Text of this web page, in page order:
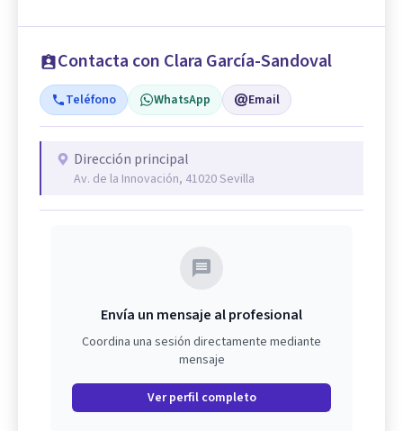
Contacta con Clara García-Sandoval
Teléfono WhatsApp Email
Dirección principal
Av. de la Innovación, 41020 Sevilla
Envía un mensaje al profesional
Coordina una sesión directamente mediante
mensaje
Ver perfil completo